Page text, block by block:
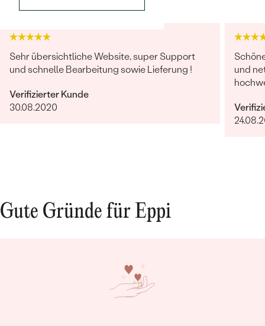
Bestseller
Sehr übersichtliche Website, super Support
und schnelle Bearbeitung sowie Lieferung !
Verifizierter Kunde
30.08.2020
und
Gute Gründe für Eppi